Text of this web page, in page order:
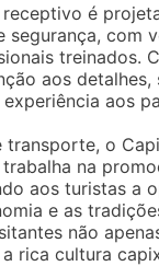
é
com
treinados.
aos detalhes,
aos
transporte, o
na
aos turistas a
e as
não
rica cultura